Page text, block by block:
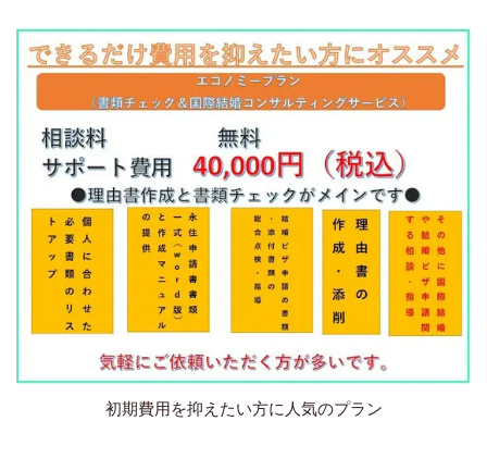
初期費用を抑えたい方に人気のプラン